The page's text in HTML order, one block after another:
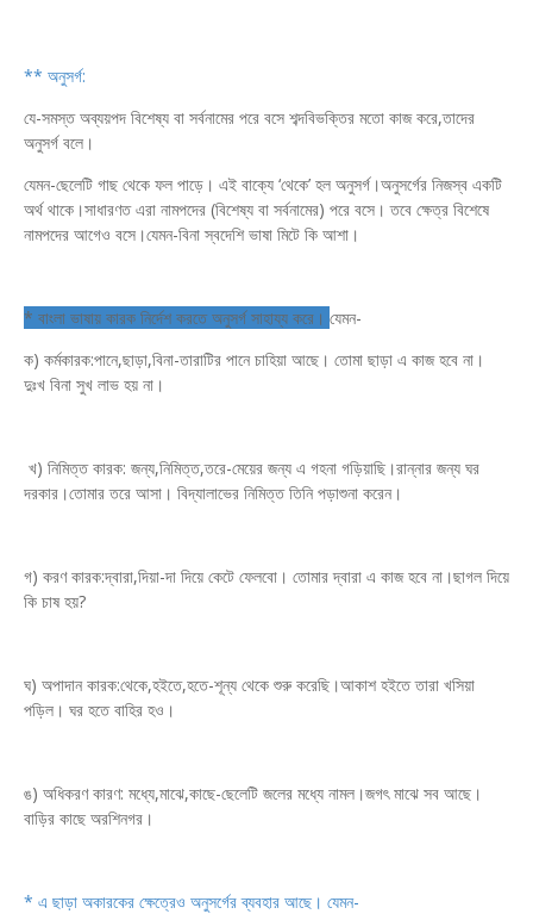
** অনুসর্গ:
যে-সমস্ত অব্যয়পদ বিশেষ্য বা সর্বনামের পরে বসে শব্দবিভক্তির মতো কাজ করে,তাদের
অনুসর্গ বলে।
যেমন-ছেলেটি গাছ থেকে ফল পাড়ে। এই বাক্যে ‘থেকে’ হল অনুসর্গ।অনুসর্গের নিজস্ব একটি
অর্থ থাকে।সাধারণত এরা নামপদের (বিশেষ্য বা সর্বনামের) পরে বসে। তবে ক্ষেত্র বিশেষে
নামপদের আগেও বসে।যেমন-বিনা স্বদেশি ভাষা মিটে কি আশা।
* বাংলা ভাষায় কারক নির্দেশ করতে অনুসর্গ সাহায্য করে। যেমন-
ক) কর্মকারক:পানে,ছাড়া,বিনা-তারাটির পানে চাহিয়া আছে। তোমা ছাড়া এ কাজ হবে না।
দুঃখ বিনা সুখ লাভ হয় না।
খ) নিমিত্ত কারক: জন্য,নিমিত্ত,তরে-মেয়ের জন্য এ গহনা গড়িয়াছি।রান্নার জন্য ঘর
দরকার।তোমার তরে আসা। বিদ্যালাভের নিমিত্ত তিনি পড়াশুনা করেন।
গ) করণ কারক:দ্বারা,দিয়া-দা দিয়ে কেটে ফেলবো। তোমার দ্বারা এ কাজ হবে না।ছাগল দিয়ে
কি চাষ হয়?
ঘ) অপাদান কারক:থেকে,হইতে,হতে-শূন্য থেকে শুরু করেছি।আকাশ হইতে তারা খসিয়া
পড়িল। ঘর হতে বাহির হও।
ঙ) অধিকরণ কারণ: মধ্যে,মাঝে,কাছে-ছেলেটি জলের মধ্যে নামল।জগৎ মাঝে সব আছে।
বাড়ির কাছে অরশিনগর।
* এ ছাড়া অকারকের ক্ষেত্রেও অনুসর্গের ব্যবহার আছে। যেমন-